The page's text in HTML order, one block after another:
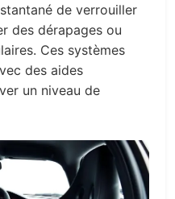
de verrouiller
des dérapages ou
Ces systèmes
des aides
un niveau de